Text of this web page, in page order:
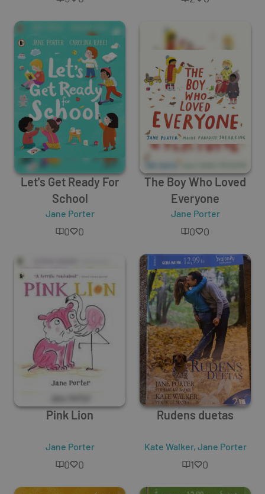
Let's Get Ready For
School
Jane Porter
0 0
The Boy Who Loved
Everyone
Jane Porter
0 0
Pink Lion
Jane Porter
0 0
Rudens duetas
Kate Walker, Jane Porter
1 0